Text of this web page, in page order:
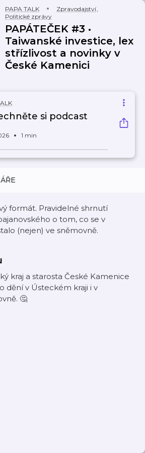
PAPA TALK Zpravodajství,
Politické zprávy
PAPÁTEČEK #3 •
Taiwanské investice, lex
střízlivost a novinky v
České Kamenici
si podcast
1 min
formát. Pravidelné shrnutí
o tom, co se v
(nejen) ve sněmovně.
kraj a starosta České Kamenice
dění v Ústeckém kraji i v
🤔